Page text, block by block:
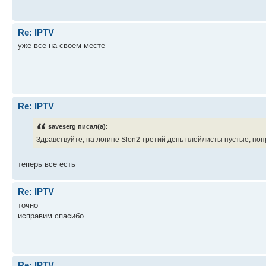
Re: IPTV
уже все на своем месте
Re: IPTV
saveserg писал(а):
Здравствуйте, на логине Slon2 третий день плейлисты пустые,
теперь все есть
Re: IPTV
точно
исправим спасибо